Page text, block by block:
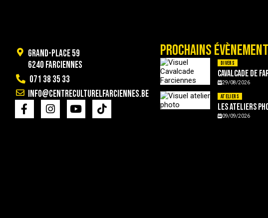
Grand-Place 59
6240 Farciennes
071 38 35 33
info@centreculturelfarciennes.be
PROCHAINS
Divers
Cavalcade de
29/08/2026
Ateliers
Les ateliers
09/09/2026